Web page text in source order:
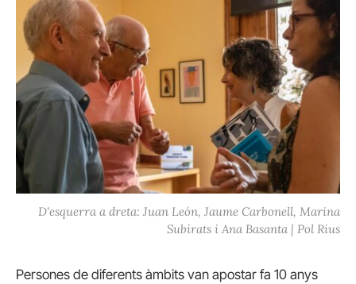
D'esquerra a dreta: Juan León, Jaume Carbonell, Marina
Subirats i Ana Basanta | Pol Rius
Persones de diferents àmbits van apostar fa 10 anys